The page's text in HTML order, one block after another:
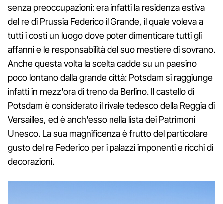
senza preoccupazioni: era infatti la residenza estiva
del re di Prussia Federico il Grande, il quale voleva a
tutti i costi un luogo dove poter dimenticare tutti gli
affanni e le responsabilità del suo mestiere di sovrano.
Anche questa volta la scelta cadde su un paesino
poco lontano dalla grande città: Potsdam si raggiunge
infatti in mezz'ora di treno da Berlino. Il castello di
Potsdam è considerato il rivale tedesco della Reggia di
Versailles, ed è anch'esso nella lista dei Patrimoni
Unesco. La sua magnificenza è frutto del particolare
gusto del re Federico per i palazzi imponenti e ricchi di
decorazioni.